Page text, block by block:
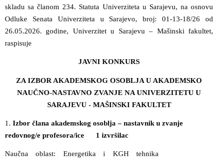
skladu sa članom 234. Statuta Univerziteta u Sarajevu, na osnovu
Odluke Senata Univerziteta u Sarajevo, broj: 01-13-18/26 od
26.05.2026. godine, Univerzitet u Sarajevu – Mašinski fakultet,
raspisuje
JAVNI KONKURS
ZA IZBOR AKADEMSKOG OSOBLJA U AKADEMSKO
NAUČNO-NASTAVNO ZVANJE NA UNIVERZITETU U
SARAJEVU - MAŠINSKI FAKULTET
1. Izbor člana akademskog osoblja – nastavnik u zvanje
redovnog/e profesora/ice 1 izvršilac
Naučna oblast: Energetika i KGH tehnika